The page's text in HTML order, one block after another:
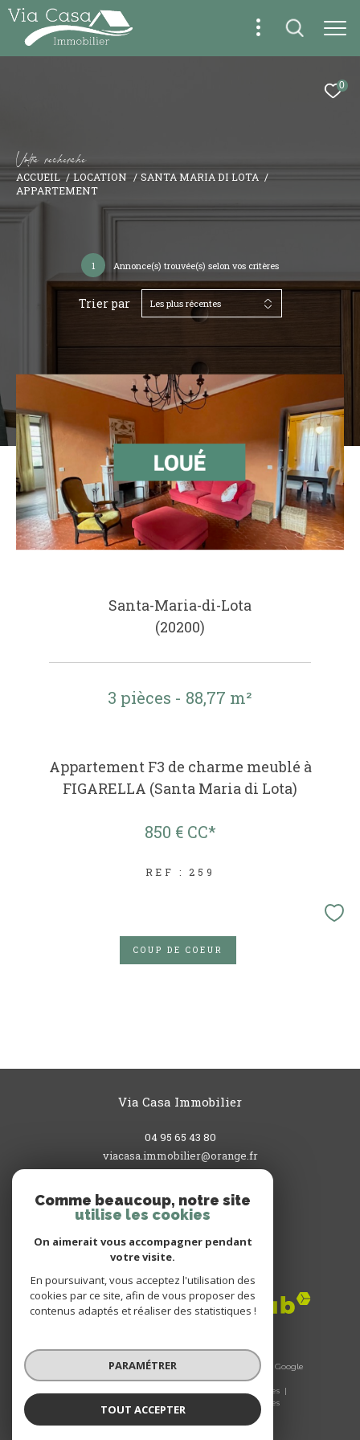
0
Votre recherche
ACCUEIL LOCATION
SANTA MARIA DI LOTA
APPARTEMENT
1 Annonce(s) trouvée(s) selon vos critères
Trier par Les plus récentes
Santa-Maria-di-Lota
(20200)
3 pièces - 88,77 m²
Appartement F3 de charme meublé à
FIGARELLA (Santa Maria di Lota)
850 € CC*
REF : 259
COUP DE COEUR
Via Casa Immobilier
04 95 65 43 80
viacasa.immobilier@orange.fr
3, rue du Commandant L'Herminier
bastia
© 2026 | Tous droits réservés | Traduction powered by Google
|
Mentions légales
Cookies
Comme beaucoup, notre site
utilise les cookies
On aimerait vous accompagner pendant
votre visite.
En poursuivant, vous acceptez l'utilisation des
cookies par ce site, afin de vous proposer des
contenus adaptés et réaliser des statistiques !
PARAMÉTRER
TOUT ACCEPTER